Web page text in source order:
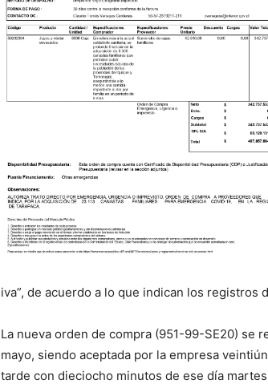
iva”, de acuerdo a lo que indican los registros
La nueva orden de compra (951-99-SE20) se
mayo, siendo aceptada por la empresa
tarde con dieciocho minutos de ese día